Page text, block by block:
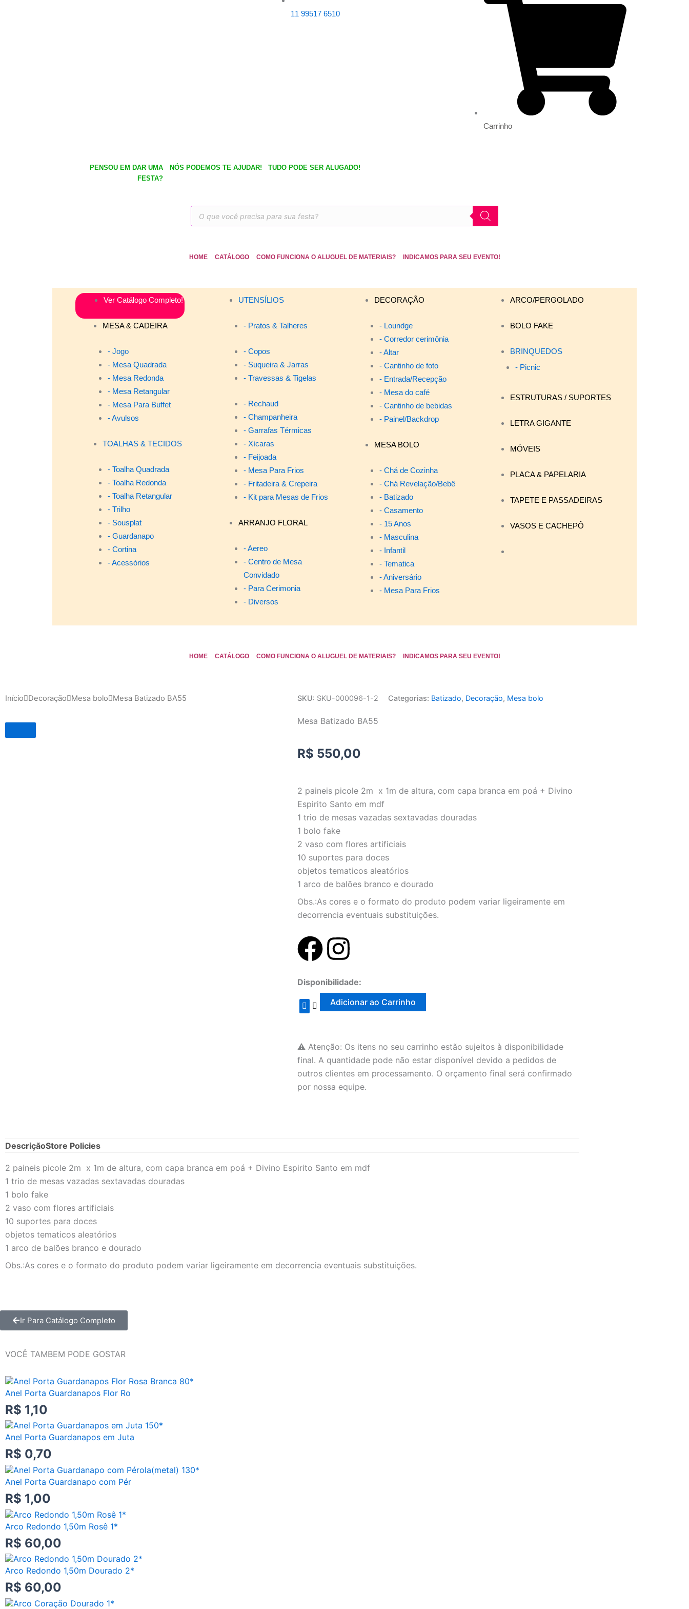
11 99517 6510
Carrinho
PENSOU EM DAR UMA
FESTA?
NÓS PODEMOS TE AJUDAR! TUDO PODE SER ALUGADO!
Pesquisar
produtos
HOME CATÁLOGO COMO FUNCIONA O ALUGUEL DE MATERIAIS? INDICAMOS PARA SEU EVENTO!
Ver Catálogo Completo!
MESA & CADEIRA
- Jogo
- Mesa Quadrada
- Mesa Redonda
- Mesa Retangular
- Mesa Para Buffet
- Avulsos
TOALHAS & TECIDOS
- Toalha Quadrada
- Toalha Redonda
- Toalha Retangular
- Trilho
- Sousplat
- Guardanapo
- Cortina
- Acessórios
UTENSÍLIOS
- Pratos & Talheres
- Copos
- Suqueira & Jarras
- Travessas & Tigelas
- Rechaud
- Champanheira
- Garrafas Térmicas
- Xícaras
- Feijoada
- Mesa Para Frios
- Fritadeira & Crepeira
- Kit para Mesas de Frios
ARRANJO FLORAL
- Aereo
- Centro de Mesa
Convidado
- Para Cerimonia
- Diversos
DECORAÇÃO
- Loundge
- Corredor cerimônia
- Altar
- Cantinho de foto
- Entrada/Recepção
- Mesa do café
- Cantinho de bebidas
- Painel/Backdrop
MESA BOLO
- Chá de Cozinha
- Chá Revelação/Bebê
- Batizado
- Casamento
- 15 Anos
- Masculina
- Infantil
- Tematica
- Aniversário
- Mesa Para Frios
ARCO/PERGOLADO
BOLO FAKE
BRINQUEDOS
- Picnic
ESTRUTURAS / SUPORTES
LETRA GIGANTE
MÓVEIS
PLACA & PAPELARIA
TAPETE E PASSADEIRAS
VASOS E CACHEPÔ
HOME CATÁLOGO COMO FUNCIONA O ALUGUEL DE MATERIAIS? INDICAMOS PARA SEU EVENTO!
Início Decoração Mesa bolo Mesa Batizado BA55 SKU: SKU-000096-1-2 Categorias: Batizado, Decoração, Mesa bolo
Mesa Batizado BA55
R$ 550,00
2 paineis picole 2m x 1m de altura, com capa branca em poá + Divino
Espirito Santo em mdf
1 trio de mesas vazadas sextavadas douradas
1 bolo fake
2 vaso com flores artificiais
10 suportes para doces
objetos tematicos aleatórios
1 arco de balões branco e dourado
Obs.:As cores e o formato do produto podem variar ligeiramente em
decorrencia eventuais substituições.
F
a
c
b
o
I
n
s
a
g
r
Disponibilidade:
Mesa
BA55
quantidade
Adicionar ao Carrinho
⚠️ Atenção: Os itens no seu carrinho estão sujeitos à disponibilidade
final. A quantidade pode não estar disponível devido a pedidos de
outros clientes em processamento. O orçamento final será confirmado
por nossa equipe.
DescriçãoStore Policies
2 paineis picole 2m x 1m de altura, com capa branca em poá + Divino Espirito Santo em mdf
1 trio de mesas vazadas sextavadas douradas
1 bolo fake
2 vaso com flores artificiais
10 suportes para doces
objetos tematicos aleatórios
1 arco de balões branco e dourado
Obs.:As cores e o formato do produto podem variar ligeiramente em decorrencia eventuais substituições.
Ir Para Catálogo Completo
VOCÊ TAMBEM PODE GOSTAR
Anel Porta Guardanapos Flor Ro
R$ 1,10
Anel Porta Guardanapos em Juta
R$ 0,70
Anel Porta Guardanapo com Pér
R$ 1,00
Arco Redondo 1,50m Rosê 1*
R$ 60,00
Arco Redondo 1,50m Dourado 2*
R$ 60,00